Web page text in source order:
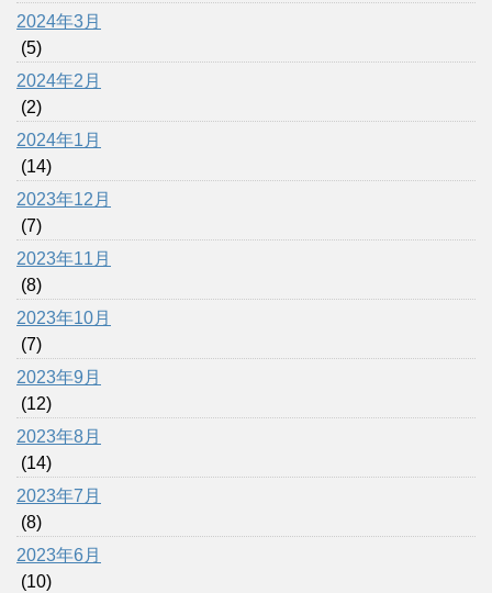
2024年3月
(5)
2024年2月
(2)
2024年1月
(14)
2023年12月
(7)
2023年11月
(8)
2023年10月
(7)
2023年9月
(12)
2023年8月
(14)
2023年7月
(8)
2023年6月
(10)